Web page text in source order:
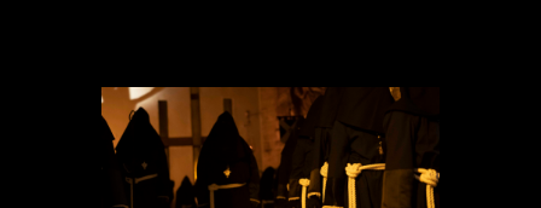
TITULAR
VÍA-CRUCIS
INSCRÍBETE
NOTICIAS